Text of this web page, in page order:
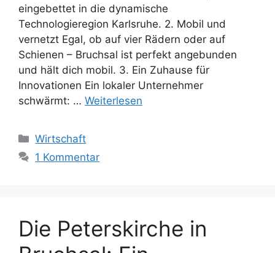
eingebettet in die dynamische
Technologieregion Karlsruhe. 2. Mobil und
vernetzt Egal, ob auf vier Rädern oder auf
Schienen – Bruchsal ist perfekt angebunden
und hält dich mobil. 3. Ein Zuhause für
Innovationen Ein lokaler Unternehmer
schwärmt: … Weiterlesen
Kategorien
Wirtschaft
1 Kommentar
Die Peterskirche in